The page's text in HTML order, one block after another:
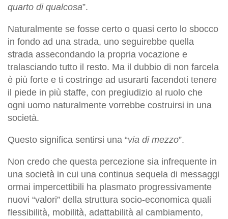
quarto di qualcosa”.
Naturalmente se fosse certo o quasi certo lo sbocco
in fondo ad una strada, uno seguirebbe quella
strada assecondando la propria vocazione e
tralasciando tutto il resto. Ma il dubbio di non farcela
è più forte e ti costringe ad usurarti facendoti tenere
il piede in più staffe, con pregiudizio al ruolo che
ogni uomo naturalmente vorrebbe costruirsi in una
società.
Questo significa sentirsi una “via di mezzo”.
Non credo che questa percezione sia infrequente in
una società in cui una continua sequela di messaggi
ormai impercettibili ha plasmato progressivamente
nuovi “valori” della struttura socio-economica quali
flessibilità, mobilità, adattabilità al cambiamento,